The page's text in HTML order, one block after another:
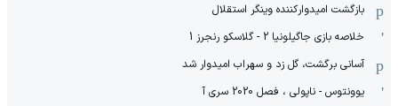
بازگشت امیدوارکننده وینگر استقلال
خلاصه بازی جاگیلونیا 2 - گلاسکو رنجرز 1
آسانی برگشت، گل زد و سهراب امیدوار شد
یوونتوس - ناپولی ، فصل 2020 سری آ